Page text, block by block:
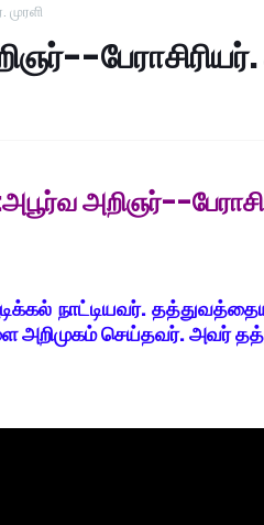
அறிஞர்--
நாட்டியவர்.
செய்தவர். அவர்